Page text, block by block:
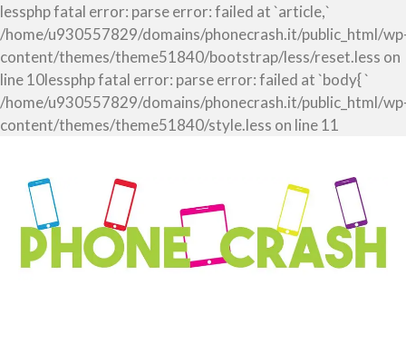
lessphp fatal error: parse error: failed at `article,`
/home/u930557829/domains/phonecrash.it/public_html/
content/themes/theme51840/bootstrap/less/reset.less on
line 10lessphp fatal error: parse error: failed at `body{ `
/home/u930557829/domains/phonecrash.it/public_html/
content/themes/theme51840/style.less on line 11